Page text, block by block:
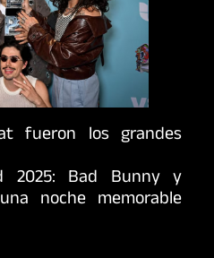
fueron los grandes